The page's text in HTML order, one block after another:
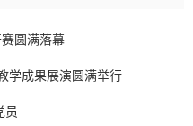
圆满落幕
学成果展演圆满举行
员